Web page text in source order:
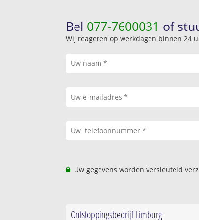
Bel 077-7600031 of
Wij reageren op werkdagen binnen 24
Uw gegevens worden versleuteld
Ontstoppingsbedrijf Limburg